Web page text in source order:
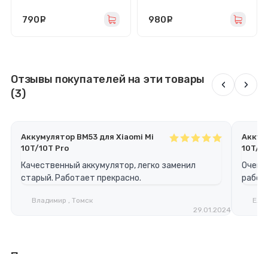
790 980
Отзывы покупателей на эти товары
(3)
‹ ›
Аккумулятор BM53 для Xiaomi Mi
10T/10T Pro
Качественный аккумулятор, легко заменил
старый. Работает прекрасно.
Владимир , Томск
29.01.2024
10T/
Очень